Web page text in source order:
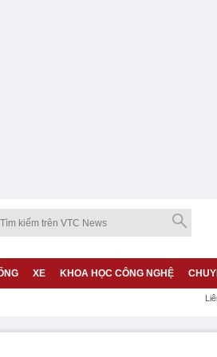
XE KHOA HỌC CÔNG NGHỆ